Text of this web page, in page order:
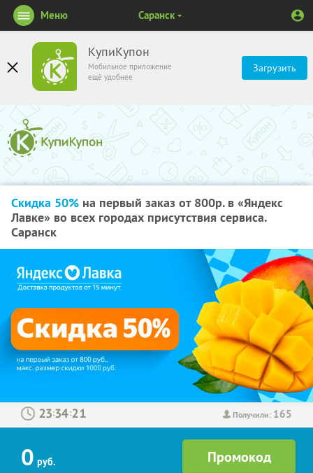
КупиКупон
Мобильное приложение
ещё удобнее
Загрузить
Меню Саранск
Скидка 50% на первый заказ от 800р. в «Яндекс
Лавке» во всех городах присутствия сервиса.
Саранск
Получили: 165
: :
0 руб.